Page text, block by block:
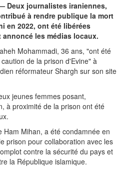
Deux journalistes iraniennes,
à rendre publique la mort
en 2022, ont été libérées
les médias locaux.
Mohammadi, 36 ans, "ont été
de la prison d'Evine" à
réformateur Shargh sur son site
jeunes femmes posant,
à proximité de la prison ont été
Mihan, a été condamnée en
prison pour collaboration avec les
contre la sécurité du pays et
la République islamique.